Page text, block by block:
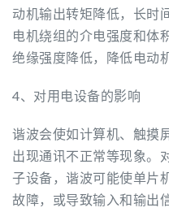
动机输出转矩降低，长时
电机绕组的介电强度和体
绝缘强度降低，降低电动
4、对用电设备的影响
谐波会使如计算机、触摸
出现通讯不正常等现象。
子设备，谐波可能使单片
故障，或导致输入和输出